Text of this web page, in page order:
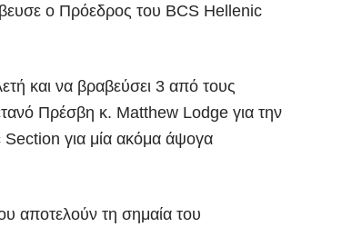
ο Πρόεδρος του BCS Hellenic
και να βραβεύσει 3 από τους
Πρέσβη κ. Matthew Lodge για την
για μία ακόμα άψογα
αποτελούν τη σημαία του